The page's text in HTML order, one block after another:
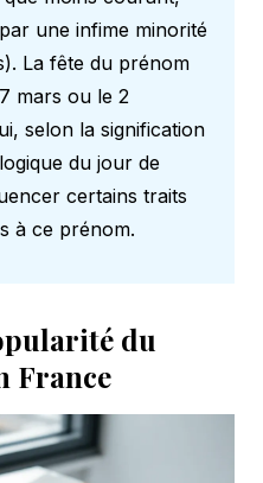
une infime minorité
La fête du prénom
mars ou le 2
selon la signification
du jour de
certains traits
à ce prénom.
du
France